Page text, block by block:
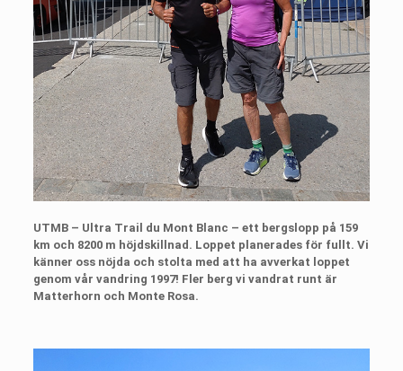
UTMB – Ultra Trail du Mont Blanc – ett bergslopp på 159
km och 8200 m höjdskillnad. Loppet planerades för fullt. Vi
känner oss nöjda och stolta med att ha avverkat loppet
genom vår vandring 1997! Fler berg vi vandrat runt är
Matterhorn och Monte Rosa.